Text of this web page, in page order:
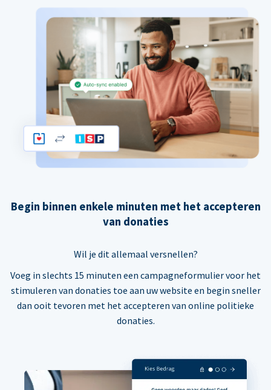
Begin binnen enkele minuten met het accepteren
van donaties
Wil je dit allemaal versnellen?
Voeg in slechts 15 minuten een campagneformulier voor het
stimuleren van donaties toe aan uw website en begin sneller
dan ooit tevoren met het accepteren van online politieke
donaties.